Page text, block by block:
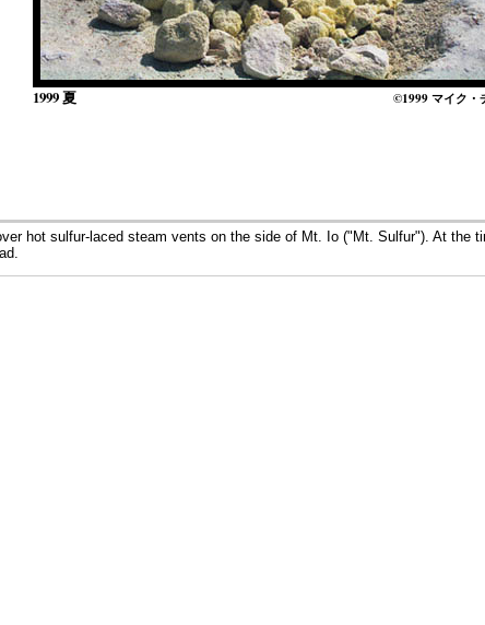
1999 夏 ©1999 マイク・
hot sulfur-laced steam vents on the side of Mt. Io ("Mt. Sulfur"). At the